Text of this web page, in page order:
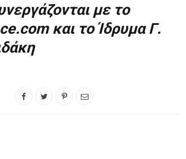
m t
με το
και το Ίδρυμα Γ.